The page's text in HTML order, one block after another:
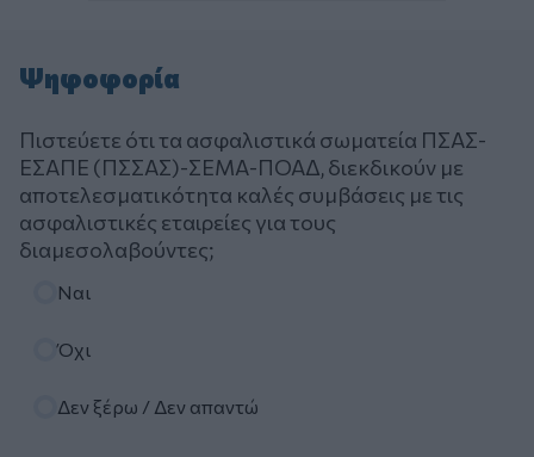
Ψηφοφορία
Πιστεύετε ότι τα ασφαλιστικά σωματεία ΠΣΑΣ-
ΕΣΑΠΕ (ΠΣΣΑΣ)-ΣΕΜΑ-ΠΟΑΔ, διεκδικούν με
αποτελεσματικότητα καλές συμβάσεις με τις
ασφαλιστικές εταιρείες για τους
διαμεσολαβούντες;
Ναι
Όχι
Δεν ξέρω / Δεν απαντώ